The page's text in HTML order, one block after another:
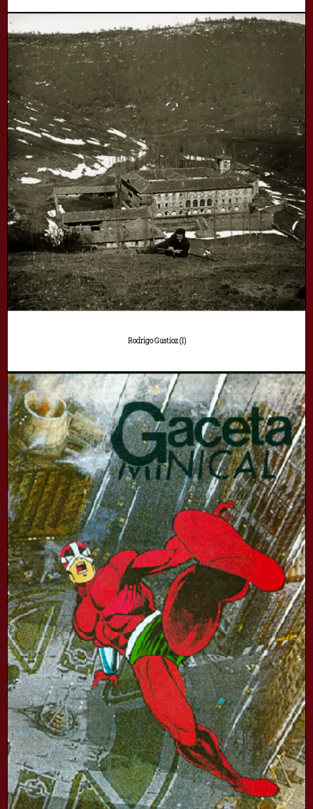
Rodrigo Gustioz (I)